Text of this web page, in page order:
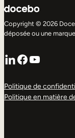
Copyright © 2026
déposée ou une
LinkedIn
Facebook
YouTube
Politique de
Politique en matière